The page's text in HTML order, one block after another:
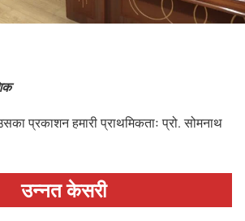
प्रकाशन हमारी प्राथमिकताः प्रो. सोमनाथ
उन्नत केसरी